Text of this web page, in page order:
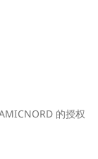
的授权